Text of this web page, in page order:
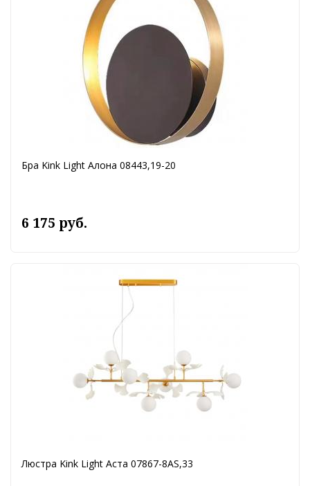
Бра Kink Light Алона 08443,19-20
6 175 руб.
Люстра Kink Light Аста 07867-8AS,33